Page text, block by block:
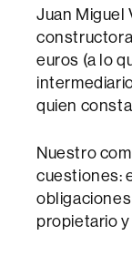
Juan Miguel
constructora
euros (a lo
quien
Nuestro
cuestiones:
propietario